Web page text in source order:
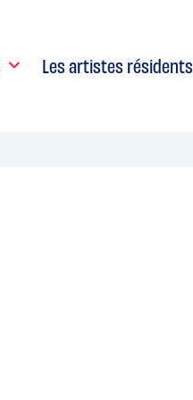
Les artistes résidents